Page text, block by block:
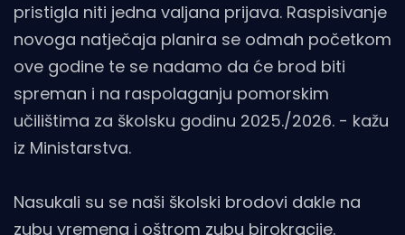
pristigla niti jedna valjana prijava. Raspisivanje
novoga natječaja planira se odmah početkom
ove godine te se nadamo da će brod biti
spreman i na raspolaganju pomorskim
učilištima za školsku godinu 2025./2026. - kažu
iz Ministarstva.
Nasukali su se naši školski brodovi dakle na
zubu vremena i oštrom zubu birokracije.